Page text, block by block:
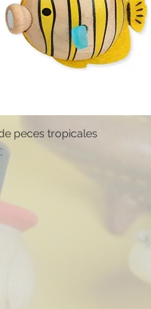
Vista rápida
peces tropicales